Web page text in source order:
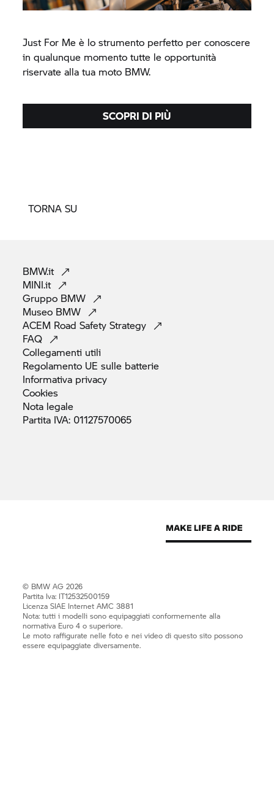
Just For Me è lo strumento perfetto per conoscere
in qualunque momento tutte le opportunità
riservate alla tua moto BMW.
SCOPRI DI PIÙ
TORNA SU
BMW.it
MINI.it
Gruppo BMW
Museo BMW
ACEM Road SafetyStrategy
FAQ
Collegamenti utili
Regolamento UE sulle batterie
Informativa privacy
Cookies
Nota legale
Partita IVA: 01127570065
© BMW AG 2026
Partita Iva: IT12532500159
Licenza SIAE Internet AMC 3881
Nota: tutti i modelli sono equipaggiati conformemente alla
normativa Euro 4 o superiore.
Le moto raffigurate nelle foto e nei video di questo sito possono
essere equipaggiate diversamente.